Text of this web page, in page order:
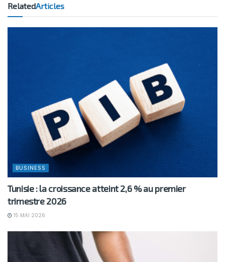
RelatedArticles
BUSINESS
Tunisie : la croissance atteint 2,6 % au premier
trimestre 2026
15 MAI 2026